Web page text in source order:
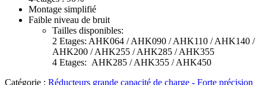
Montage simplifié
Faible niveau de bruit
Tailles disponibles:
2 Etages: AHK064 / AHK090 / AHK110 / AHK140 /
AHK200 / AHK255 / AHK285 / AHK355
4 Etages: AHK285 / AHK355 / AHK450
Catégorie : Réducteurs grande capacité de charge - Forte précision